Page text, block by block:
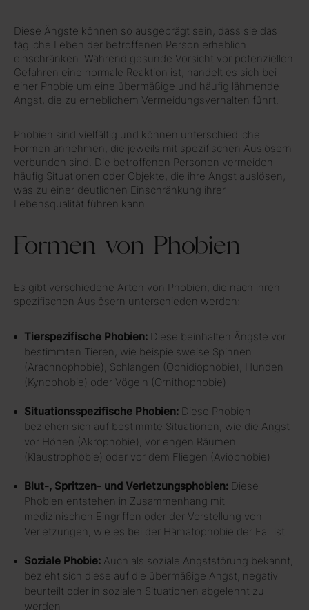
Diese Ängste können so ausgeprägt sein, dass sie das
tägliche Leben der betroffenen Person erheblich
einschränken. Während gesunde Vorsicht vor potenziellen
Gefahren eine normale Reaktion ist, handelt es sich bei
einer Phobie um eine übermäßige und häufig lähmende
Angst, die zu erheblichem Vermeidungsverhalten führt.
Phobien sind vielfältig und können unterschiedliche
Formen annehmen, die jeweils mit spezifischen Auslösern
verbunden sind. Die betroffenen Personen vermeiden
häufig Situationen oder Objekte, die ihre Angst auslösen,
was zu einer deutlichen Einschränkung ihrer
Lebensqualität führen kann.
Formen von Phobien
Es gibt verschiedene Arten von Phobien, die nach ihren
spezifischen Auslösern unterschieden werden:
Tierspezifische Phobien: Diese beinhalten Ängste vor
bestimmten Tieren, wie beispielsweise Spinnen
(Arachnophobie), Schlangen (Ophidiophobie), Hunden
(Kynophobie) oder Vögeln (Ornithophobie)
Situationsspezifische Phobien: Diese Phobien
beziehen sich auf bestimmte Situationen, wie die Angst
vor Höhen (Akrophobie), vor engen Räumen
(Klaustrophobie) oder vor dem Fliegen (Aviophobie)
Blut-, Spritzen- und Verletzungsphobien: Diese
Phobien entstehen in Zusammenhang mit
medizinischen Eingriffen oder der Vorstellung von
Verletzungen, wie es bei der Hämatophobie der Fall ist
Soziale Phobie: Auch als soziale Angststörung bekannt,
bezieht sich diese auf die übermäßige Angst, negativ
beurteilt oder in sozialen Situationen abgelehnt zu
werden